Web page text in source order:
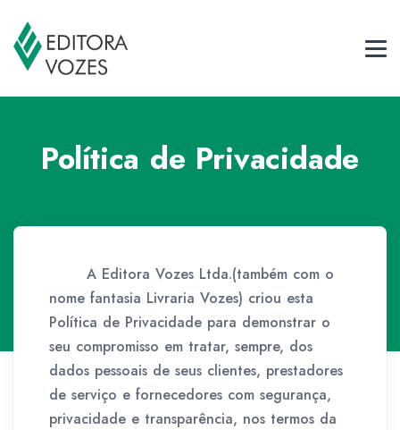
Política de Privacidade
A Editora Vozes Ltda.(também com o
nome fantasia Livraria Vozes) criou esta
Política de Privacidade para demonstrar o
seu compromisso em tratar, sempre, dos
dados pessoais de seus clientes, prestadores
de serviço e fornecedores com segurança,
privacidade e transparência, nos termos da